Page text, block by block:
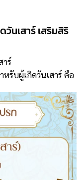
นเสาร์ เสริมสิริ
ร์
รับผู้เกิดวันเสาร์ คือ